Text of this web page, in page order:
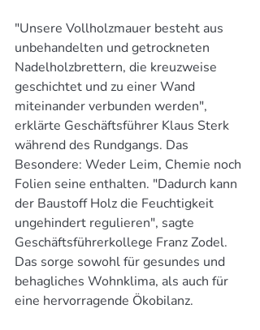
"Unsere Vollholzmauer besteht aus
unbehandelten und getrockneten
Nadelholzbrettern, die kreuzweise
geschichtet und zu einer Wand
miteinander verbunden werden",
erklärte Geschäftsführer Klaus Sterk
während des Rundgangs. Das
Besondere: Weder Leim, Chemie noch
Folien seine enthalten. "Dadurch kann
der Baustoff Holz die Feuchtigkeit
ungehindert regulieren", sagte
Geschäftsführerkollege Franz Zodel.
Das sorge sowohl für gesundes und
behagliches Wohnklima, als auch für
eine hervorragende Ökobilanz.